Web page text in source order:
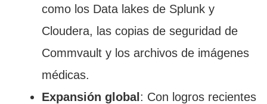
como los Data lakes de Splunk y
Cloudera, las copias de seguridad de
Commvault y los archivos de imágenes
médicas.
Expansión global: Con logros recientes